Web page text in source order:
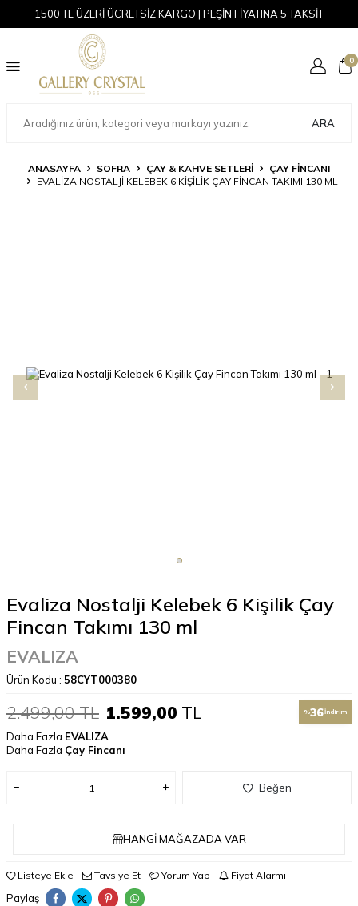
1500 TL ÜZERİ ÜCRETSİZ KARGO | PEŞİN FİYATINA 5 TAKSİT
ARA
0
ANASAYFA SOFRA ÇAY & KAHVE SETLERI
ÇAY FINCANI
EVALIZA NOSTALJI KELEBEK 6 KIŞILIK ÇAY FINCAN TAKIMI 130 ML
Evaliza Nostalji Kelebek 6 Kişilik Çay
Fincan Takımı 130 ml
EVALIZA
Ürün Kodu : 58CYT000380
2.499,00TL 1.599,00 TL %36İndirim
Daha Fazla EVALIZA
Daha Fazla Çay Fincanı
Beğen
HANGI MAĞAZADA VAR
Listeye Ekle Tavsiye Et Yorum Yap Fiyat Alarmı
Paylaş